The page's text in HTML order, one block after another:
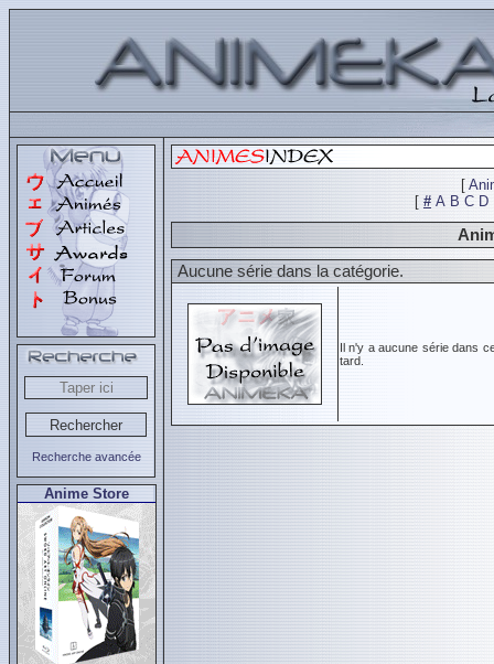
Recherche avancée
Anime Store
[
[ # A B C D
Aucune série dans la catégorie.
Il n'y a aucune série dans
tard.